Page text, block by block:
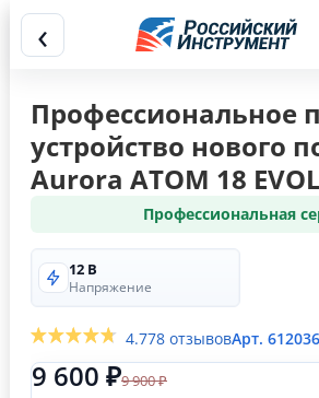
‹
Профессиональное
устройство нового
Aurora ATOM 18
Профессиональная
12 В
Напряжение
4.778 отзывовАрт.
9 600 ₽9 900 ₽